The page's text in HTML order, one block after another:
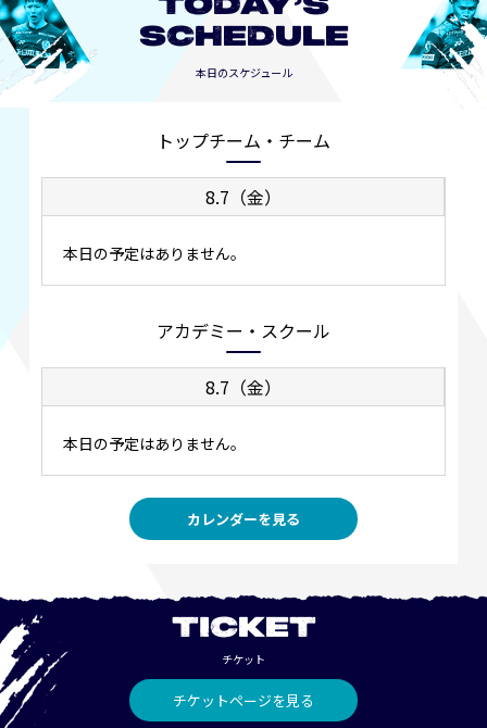
SCHEDULE
本日のスケジュール
トップチーム・チーム
8.7（金）
本日の予定はありません。
アカデミー・スクール
8.7（金）
本日の予定はありません。
カレンダーを見る
TICKET
チケット
チケットページを見る